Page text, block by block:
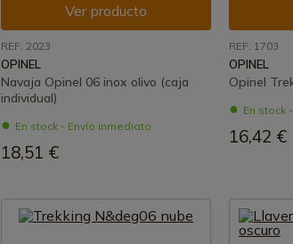
Ver producto
REF: 2023
OPINEL
Navaja Opinel 06 inox olivo (caja
individual)
En stock - Envío inmediato
18,51 €
REF: 1703
OPINEL
Opinel
En stock
16,42 €